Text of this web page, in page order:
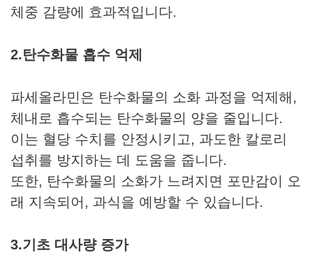
체중 감량에 효과적입니다.
2.탄수화물 흡수 억제
파세올라민은 탄수화물의 소화 과정을 억제해,
체내로 흡수되는 탄수화물의 양을 줄입니다.
이는 혈당 수치를 안정시키고, 과도한 칼로리
섭취를 방지하는 데 도움을 줍니다.
또한, 탄수화물의 소화가 느려지면 포만감이 오
래 지속되어, 과식을 예방할 수 있습니다.
3.기초 대사량 증가